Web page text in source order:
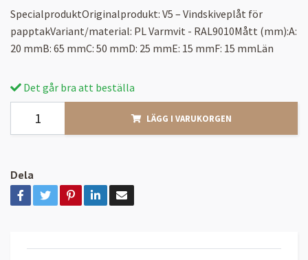
SpecialproduktOriginalprodukt: V5 – Vindskiveplåt för
papptakVariant/material: PL Varmvit - RAL9010Mått (mm):A:
20 mmB: 65 mmC: 50 mmD: 25 mmE: 15 mmF: 15 mmLän
Det går bra att beställa
LÄGG I VARUKORGEN
Dela